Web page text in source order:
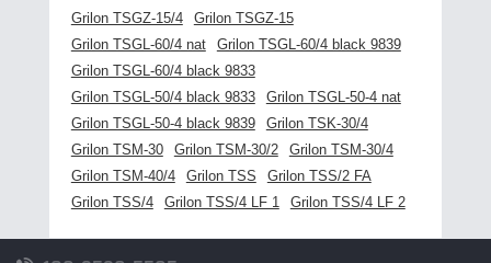
Grilon TSGZ-15/4
Grilon TSGZ-15
Grilon TSGL-60/4 nat
Grilon TSGL-60/4 black 9839
Grilon TSGL-60/4 black 9833
Grilon TSGL-50/4 black 9833
Grilon TSGL-50-4 nat
Grilon TSGL-50-4 black 9839
Grilon TSK-30/4
Grilon TSM-30
Grilon TSM-30/2
Grilon TSM-30/4
Grilon TSM-40/4
Grilon TSS
Grilon TSS/2 FA
Grilon TSS/4
Grilon TSS/4 LF 1 Grilon TSS/4 LF 2